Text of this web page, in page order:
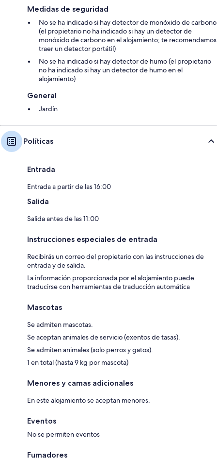
Medidas de seguridad
No se ha indicado si hay detector de monóxido de carbono
(el propietario no ha indicado si hay un detector de
monóxido de carbono en el alojamiento; te recomendamos
traer un detector portátil)
No se ha indicado si hay detector de humo (el propietario
no ha indicado si hay un detector de humo en el
alojamiento)
General
Jardín
Políticas
Entrada
Entrada a partir de las 16:00
Salida
Salida antes de las 11:00
Instrucciones especiales de entrada
Recibirás un correo del propietario con las instrucciones de
entrada y de salida.
La información proporcionada por el alojamiento puede
traducirse con herramientas de traducción automática
Mascotas
Se admiten mascotas.
Se aceptan animales de servicio (exentos de tasas).
Se admiten animales (solo perros y gatos).
1 en total (hasta 9 kg por mascota)
Menores y camas adicionales
En este alojamiento se aceptan menores.
Eventos
No se permiten eventos
Fumadores